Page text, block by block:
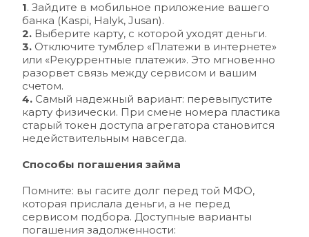
1. Зайдите в мобильное приложение вашего
банка (Kaspi, Halyk, Jusan).
2. Выберите карту, с которой уходят деньги.
3. Отключите тумблер «Платежи в интернете»
или «Рекуррентные платежи». Это мгновенно
разорвет связь между сервисом и вашим
счетом.
4. Самый надежный вариант: перевыпустите
карту физически. При смене номера пластика
старый токен доступа агрегатора становится
недействительным навсегда.
Способы погашения займа
Помните: вы гасите долг перед той МФО,
которая прислала деньги, а не перед
сервисом подбора. Доступные варианты
погашения задолженности: